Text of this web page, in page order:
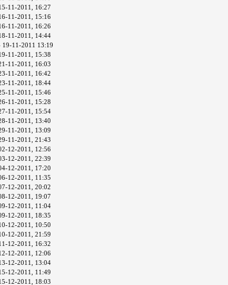
11-2011, 16:27
11-2011, 15:16
11-2011, 16:26
11-2011, 14:44
19-11-2011 13:19
11-2011, 15:38
11-2011, 16:03
11-2011, 16:42
11-2011, 18:44
11-2011, 15:46
11-2011, 15:28
11-2011, 15:54
11-2011, 13:40
11-2011, 13:09
11-2011, 21:43
12-2011, 12:56
12-2011, 22:39
12-2011, 17:20
12-2011, 11:35
12-2011, 20:02
12-2011, 19:07
12-2011, 11:04
12-2011, 18:35
12-2011, 10:50
12-2011, 21:59
12-2011, 16:32
12-2011, 12:06
12-2011, 13:04
12-2011, 11:49
12-2011, 18:03